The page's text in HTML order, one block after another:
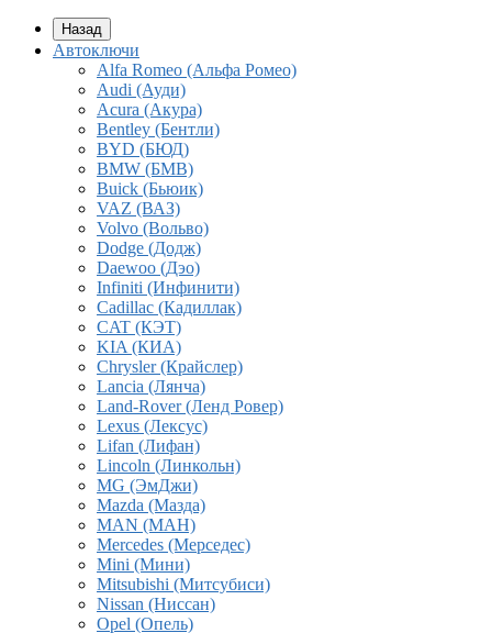
Назад
Автоключи
Alfa Romeo (Альфа Ромео)
Audi (Ауди)
Acura (Акура)
Bentley (Бентли)
BYD (БЮД)
BMW (БМВ)
Buick (Бьюик)
VAZ (ВАЗ)
Volvo (Вольво)
Dodge (Додж)
Daewoo (Дэо)
Infiniti (Инфинити)
Cadillac (Кадиллак)
CAT (КЭТ)
KIA (КИА)
Chrysler (Крайслер)
Lancia (Лянча)
Land-Rover (Ленд Ровер)
Lexus (Лексус)
Lifan (Лифан)
Lincoln (Линкольн)
MG (ЭмДжи)
Mazda (Мазда)
MAN (МАН)
Mercedes (Мерседес)
Mini (Мини)
Mitsubishi (Митсубиси)
Nissan (Ниссан)
Opel (Опель)